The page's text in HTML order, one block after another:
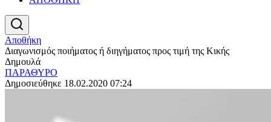
Αποθήκη
Διαγωνισμός ποιήματος ή διηγήματος προς τιμή της Κικής
Δημουλά
ΠΑΡΑΘΥΡΟ
Δημοσιεύθηκε 18.02.2020 07:24